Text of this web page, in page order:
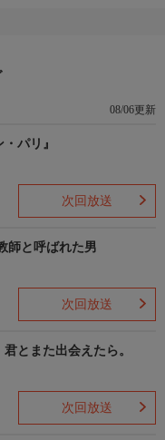
08/06更新
パリ』
次回放送
師と呼ばれた男
次回放送
とまた出会えたら。
次回放送